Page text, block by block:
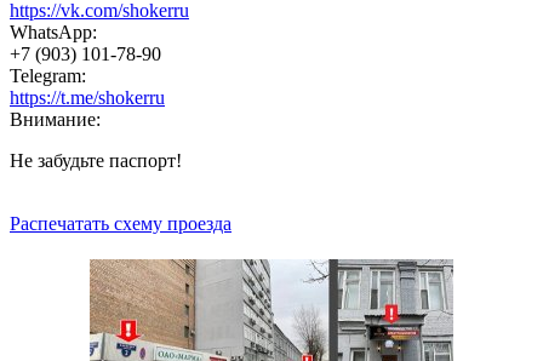
https://vk.com/shokerru
WhatsApp:
+7 (903) 101-78-90
Telegram:
https://t.me/shokerru
Внимание:
Не забудьте паспорт!
Распечатать схему проезда